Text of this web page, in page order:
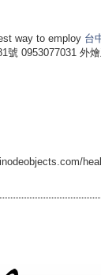
way to employ 台
號 0953077031 外